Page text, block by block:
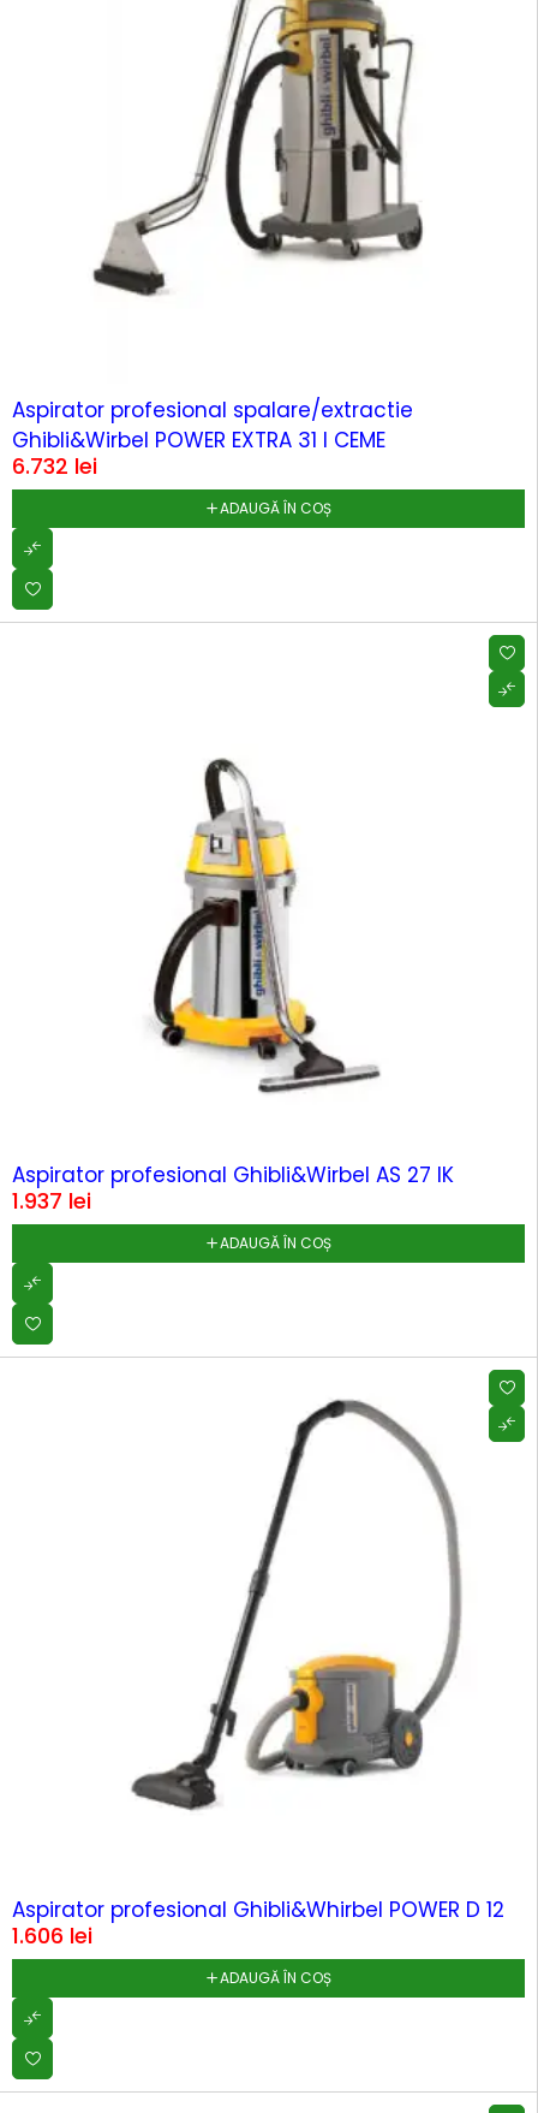
Aspirator profesional spalare/extractie
Ghibli&Wirbel POWER EXTRA 31 I CEME
6.732 lei
ADAUGĂ ÎN COȘ
Aspirator profesional Ghibli&Wirbel AS 27 IK
1.937 lei
ADAUGĂ ÎN COȘ
Aspirator profesional Ghibli&Whirbel POWER D 12
1.606 lei
ADAUGĂ ÎN COȘ